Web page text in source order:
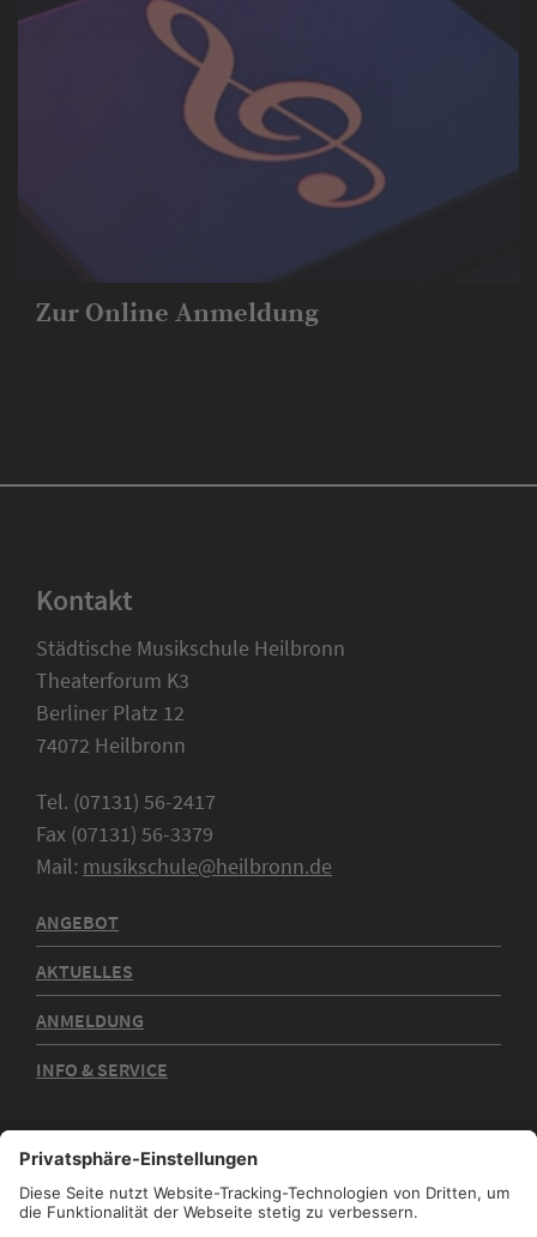
Zur Online Anmeldung
Kontakt
Städtische Musikschule Heilbronn
Theaterforum K3
Berliner Platz 12
74072 Heilbronn
Tel. (07131) 56-2417
Fax (07131) 56-3379
Mail: musikschule@heilbronn.de
ANGEBOT
AKTUELLES
ANMELDUNG
INFO & SERVICE
Kontakt
Datenschutz